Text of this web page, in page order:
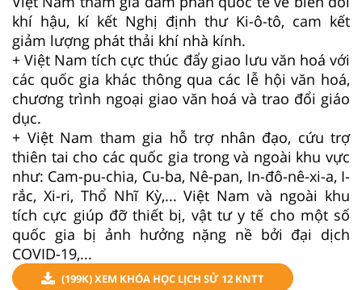
khí hậu, kí kết Nghị định thư Ki-ô-tô, cam kết
giảm lượng phát thải khí nhà kính.
+ Việt Nam tích cực thúc đẩy giao lưu văn hoá với
các quốc gia khác thông qua các lễ hội văn hoá,
chương trình ngoại giao văn hoá và trao đổi giáo
dục.
+ Việt Nam tham gia hỗ trợ nhân đạo, cứu trợ
thiên tai cho các quốc gia trong và ngoài khu vực
như: Cam-pu-chia, Cu-ba, Nê-pan, In-đô-nê-xi-a, I-
rắc, Xi-ri, Thổ Nhĩ Kỳ,... Việt Nam và ngoài khu
tích cực giúp đỡ thiết bị, vật tư y tế cho một số
quốc gia bị ảnh hưởng nặng nề bởi đại dịch
COVID-19,...
(199K) XEM KHÓA HỌC LỊCH SỬ 12 KNTT